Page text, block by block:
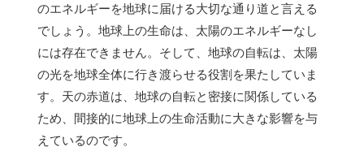
のエネルギーを地球に届ける大切な通り道と言える
でしょう。地球上の生命は、太陽のエネルギーなし
には存在できません。そして、地球の自転は、太陽
の光を地球全体に行き渡らせる役割を果たしていま
す。天の赤道は、地球の自転と密接に関係している
ため、間接的に地球上の生命活動に大きな影響を与
えているのです。